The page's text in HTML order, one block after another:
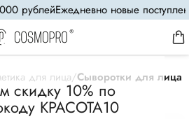
скидку 10% по
КРАСОТА10
рублейЕжедневно новые поступления
для лица Сыворотки для лица